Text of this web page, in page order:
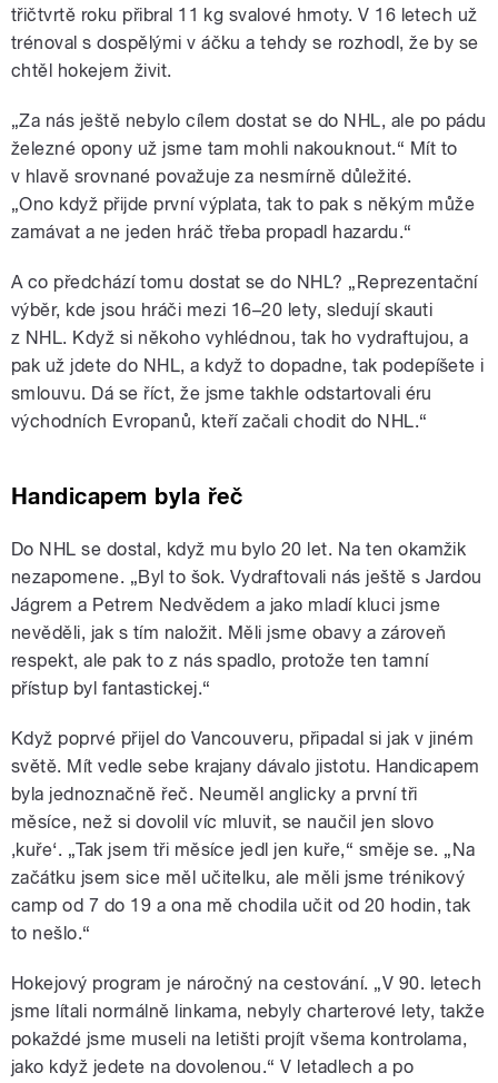
třičtvrtě roku přibral 11 kg svalové hmoty. V 16 letech už
trénoval s dospělými v áčku a tehdy se rozhodl, že by se
chtěl hokejem živit.
„Za nás ještě nebylo cílem dostat se do NHL, ale po pádu
železné opony už jsme tam mohli nakouknout.“ Mít to
v hlavě srovnané považuje za nesmírně důležité.
„Ono když přijde první výplata, tak to pak s někým může
zamávat a ne jeden hráč třeba propadl hazardu.“
A co předchází tomu dostat se do NHL? „Reprezentační
výběr, kde jsou hráči mezi 16–20 lety, sledují skauti
z NHL. Když si někoho vyhlédnou, tak ho vydraftujou, a
pak už jdete do NHL, a když to dopadne, tak podepíšete i
smlouvu. Dá se říct, že jsme takhle odstartovali éru
východních Evropanů, kteří začali chodit do NHL.“
Handicapem byla řeč
Do NHL se dostal, když mu bylo 20 let. Na ten okamžik
nezapomene. „Byl to šok. Vydraftovali nás ještě s Jardou
Jágrem a Petrem Nedvědem a jako mladí kluci jsme
nevěděli, jak s tím naložit. Měli jsme obavy a zároveň
respekt, ale pak to z nás spadlo, protože ten tamní
přístup byl fantastickej.“
Když poprvé přijel do Vancouveru, připadal si jak v jiném
světě. Mít vedle sebe krajany dávalo jistotu. Handicapem
byla jednoznačně řeč. Neuměl anglicky a první tři
měsíce, než si dovolil víc mluvit, se naučil jen slovo
‚kuře‘. „Tak jsem tři měsíce jedl jen kuře,“ směje se. „Na
začátku jsem sice měl učitelku, ale měli jsme trénikový
camp od 7 do 19 a ona mě chodila učit od 20 hodin, tak
to nešlo.“
Hokejový program je náročný na cestování. „V 90. letech
jsme lítali normálně linkama, nebyly charterové lety, takže
pokaždé jsme museli na letišti projít všema kontrolama,
jako když jedete na dovolenou.“ V letadlech a po